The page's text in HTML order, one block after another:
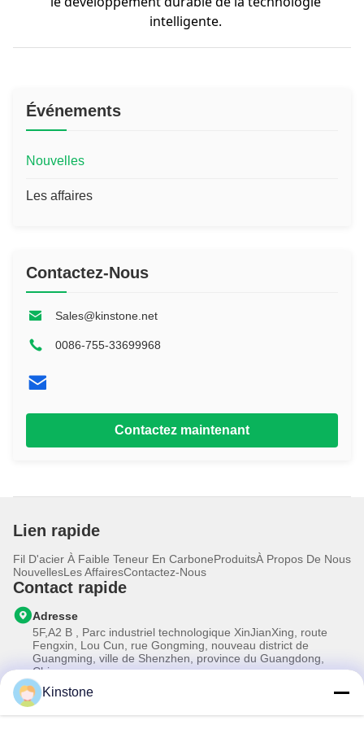
intelligente.
Événements
Nouvelles
Les affaires
Contactez-Nous
Sales@kinstone.net
0086-755-33699968
Contactez maintenant
Lien rapide
Fil D'acier À Faible Teneur En CarboneProduitsÀ Propos De Nous
NouvellesLes AffairesContactez-Nous
Contact rapide
Adresse
5F,A2 B , Parc industriel technologique XinJianXing, route
Fengxin, Lou Cun, rue Gongming, nouveau district de
Guangming, ville de Shenzhen, province du Guangdong,
Chine
Télégramme
0086-755-33699968
Kinstone